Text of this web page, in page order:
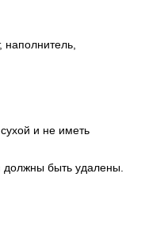
и не иметь
быть удалены.